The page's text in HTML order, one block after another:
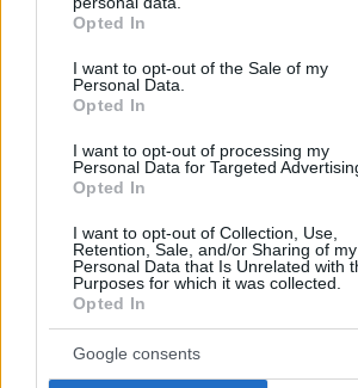
grant or deny consent to Google and its
use your data for below specified
consent section.
Opted In
I want to opt-out of the Sale of my
Personal Data.
Opted In
I want to opt-out of processing my
Personal Data for Targeted
Opted In
I want to opt-out of Collection, Use,
Retention, Sale, and/or Sharing of my
Personal Data that Is Unrelated with
Purposes for which it was collected.
Opted In
Google consents
Δείτε όλες τις τελευταίες
και τον Κόσμο, τη στιγμή που
Protothema.gr